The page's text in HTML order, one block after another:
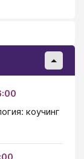
коучинг